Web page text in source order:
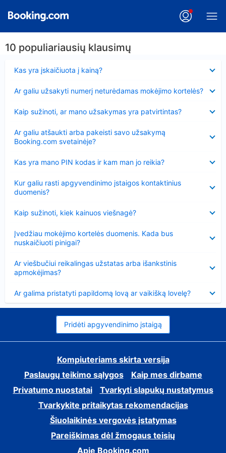
10 populiariausių klausimų
Kas yra įskaičiuota į kainą?
Ar galiu užsakyti numerį neturėdamas mokėjimo kortelės?
Kaip sužinoti, ar mano užsakymas yra patvirtintas?
Ar galiu atšaukti arba pakeisti savo užsakymą
Booking.com svetainėje?
Kas yra mano PIN kodas ir kam man jo reikia?
Kur galiu rasti apgyvendinimo įstaigos kontaktinius
duomenis?
Kaip sužinoti, kiek kainuos viešnagė?
Įvedžiau mokėjimo kortelės duomenis. Kada bus
nuskaičiuoti pinigai?
Ar viešbučiui reikalingas užstatas arba išankstinis
apmokėjimas?
Ar galima pristatyti papildomą lovą ar vaikišką lovelę?
Pridėti apgyvendinimo įstaigą
Kompiuteriams skirta versija
Paslaugų teikimo sąlygos
Kaip mes dirbame
Privatumo nuostatai
Tvarkyti slapukų nustatymus
Tvarkykite pritaikytas rekomendacijas
Šiuolaikinės vergovės įstatymas
Pareiškimas dėl žmogaus teisių
Apie Booking.com